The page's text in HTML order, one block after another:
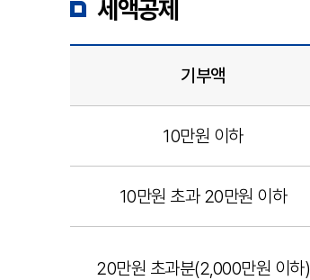
세액공제
기부액
10만원 이하
10만원 초과 20만원 이하
20만원 초과분(2,000만원 이하)